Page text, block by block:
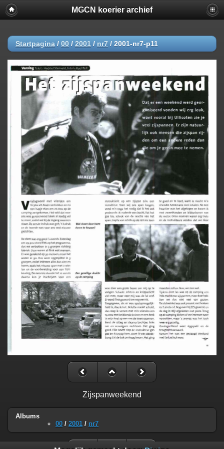
MGCN koerier archief
Startpagina / 00 / 2001 / nr7 / 2001-nr7-p11
Zijspanweekend
Albums
00 / 2001 / nr7